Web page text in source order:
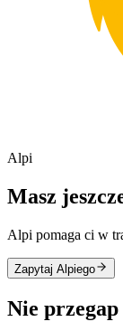
Alpi
Masz
Alpi pomaga ci w
Zapytaj Alpiego
Nie